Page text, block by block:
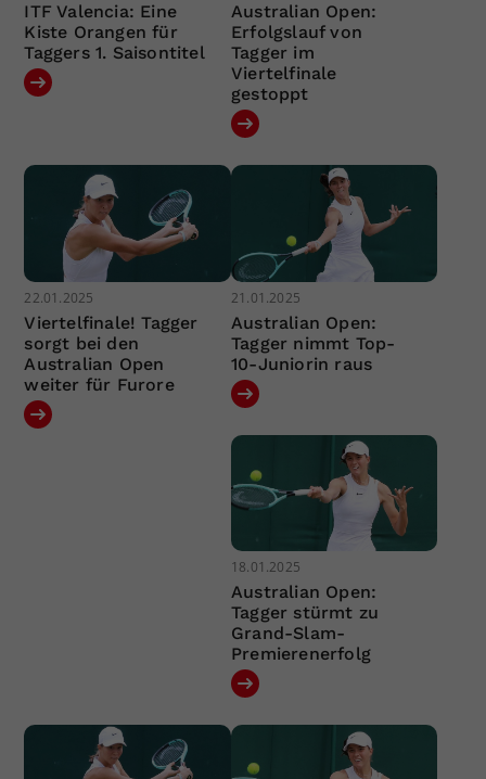
ITF Valencia: Eine
Kiste Orangen für
Taggers 1. Saisontitel
Australian Open:
Erfolgslauf von
Tagger im
Viertelfinale
gestoppt
22.01.2025
Viertelfinale! Tagger
sorgt bei den
Australian Open
weiter für Furore
21.01.2025
Australian Open:
Tagger nimmt Top-
10-Juniorin raus
18.01.2025
Australian Open:
Tagger stürmt zu
Grand-Slam-
Premierenerfolg